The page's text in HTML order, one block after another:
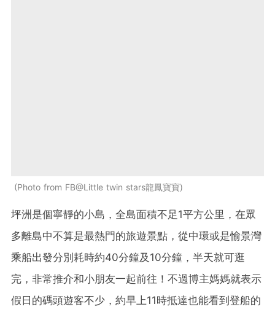
Photo from FB@Little twin stars龍鳳寶寶
坪洲是個寧靜的小島，全島面積不足1平方公里，在眾
多離島中不算是最熱門的旅遊景點，從中環或是愉景灣
乘船出發分別耗時約40分鐘及10分鐘，半天就可逛
完，非常推介和小朋友一起前往！不過博主媽媽就表示
假日的碼頭遊客不少，約早上11時抵達也能看到登船的